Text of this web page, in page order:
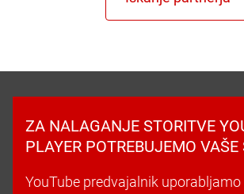
ZA NALAGANJE STORITVE
PLAYER POTREBUJEMO
YouTube predvajalnik